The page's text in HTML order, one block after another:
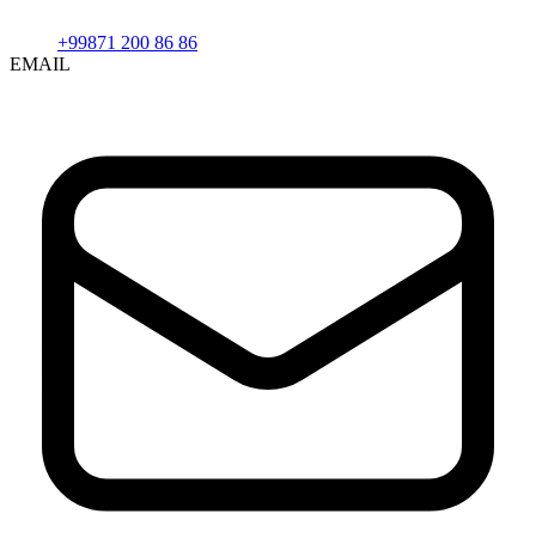
+99871 200 86 86
EMAIL